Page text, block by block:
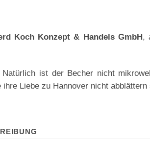
Koch Konzept & Handels GmbH,
ist der Becher nicht
Liebe zu Hannover nicht abblättern